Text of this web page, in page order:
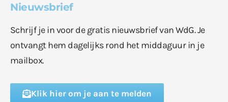
Nieuwsbrief
Schrijf je in voor de gratis nieuwsbrief van WdG. Je
ontvangt hem dagelijks rond het middaguur in je
mailbox.
Klik hier om je aan te melden